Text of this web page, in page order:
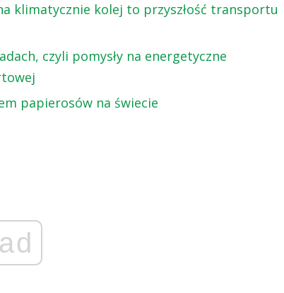
klimatycznie kolej to przyszłość transportu
czyli pomysły na energetyczne
papierosów na świecie
ad